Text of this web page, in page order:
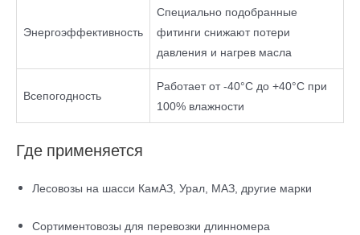
Энергоэффективность
Специально подобранные
фитинги снижают потери
давления и нагрев масла
Всепогодность
Работает от -40°C до +40°C при
100% влажности
Где применяется
Лесовозы на шасси КамАЗ, Урал, МАЗ, другие марки
Сортиментовозы для перевозки длинномера